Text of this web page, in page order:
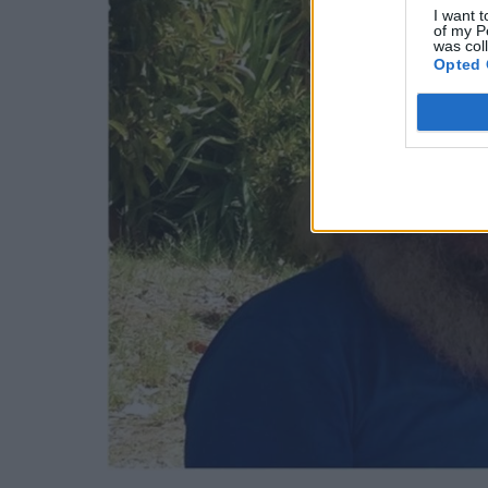
I want
of my
was
Opted